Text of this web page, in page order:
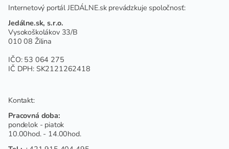
Internetový portál JEDÁLNE.sk prevádzkuje spoločnosť:
Jedálne.sk, s.r.o.
Vysokoškolákov 33/B
010 08 Žilina
IČO: 53 064 275
IČ DPH: SK2121262418
Kontakt:
Pracovná doba:
pondelok - piatok
10.00hod. - 14.00hod.